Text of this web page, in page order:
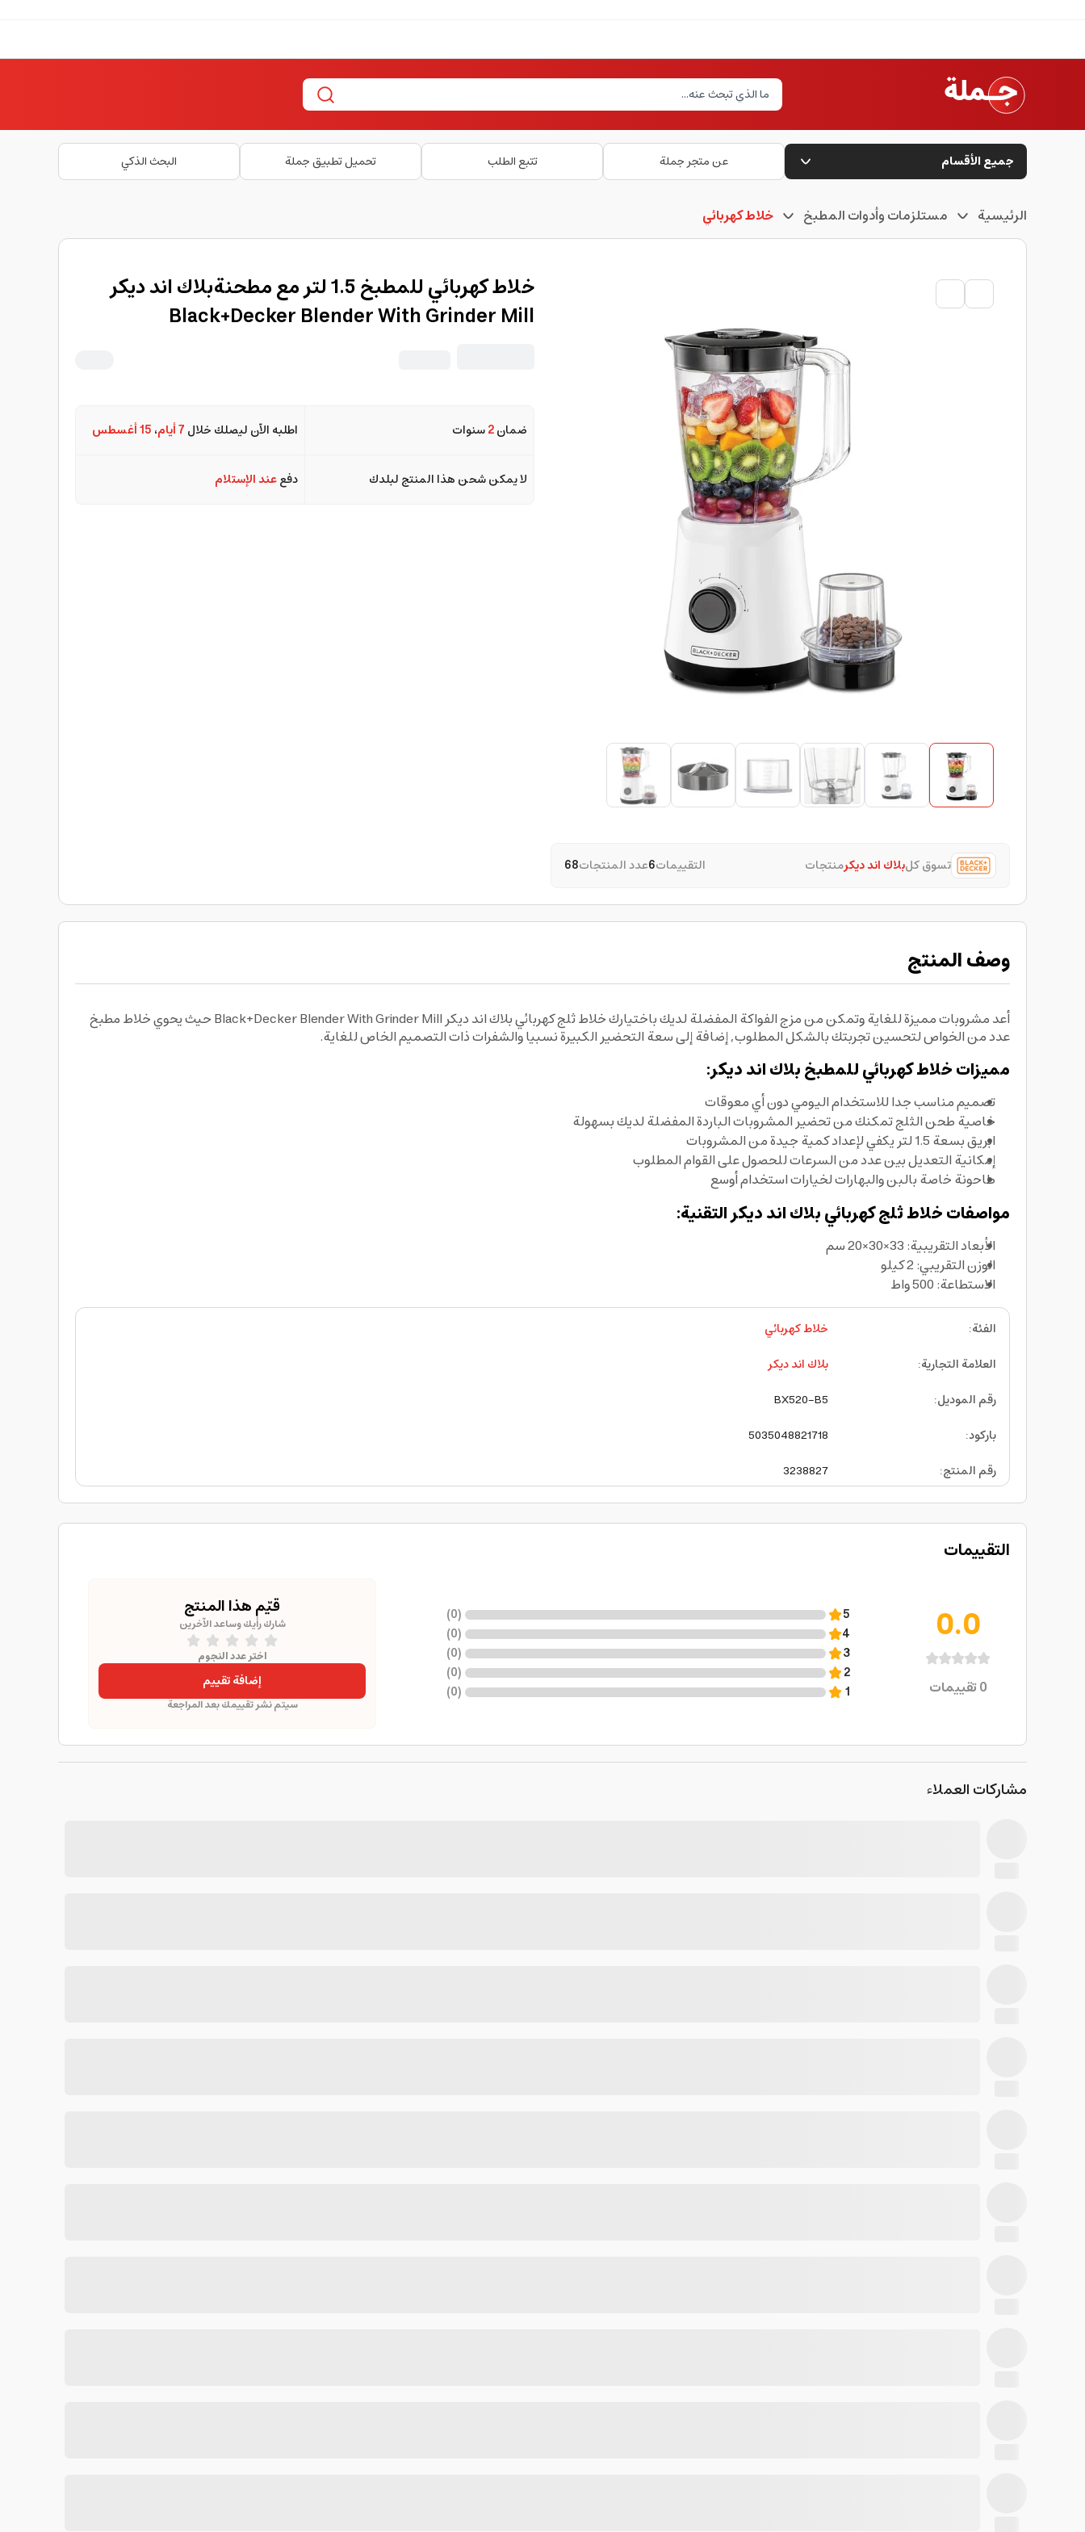
جميع الأقسام عن متجر جملة تتبع الطلب تحميل تطبيق جملة البحث الذكي
الرئيسية مستلزمات وأدوات المطبخ خلاط كهربائي
تسوق كلبلاك اند ديكرمنتجات التقييمات6عدد المنتجات68
خلاط كهربائي للمطبخ 1.5 لتر مع مطحنةبلاك اند ديكر
Black+Decker Blender With Grinder Mill
ضمان2سنوات اطلبه الآن ليصلك خلال 7 أيام ، 15 أغسطس
لا يمكن شحن هذا المنتج لبلدك دفععند الإستلام
وصف المنتج
أعد مشروبات مميزة للغاية وتمكن من مزج الفواكة المفضلة لديك باختيارك خلاط ثلج كهربائي بلاك اند ديكر Black+Decker Blender With Grinder Mill حيث يحوي خلاط مطبخ
عدد من الخواص لتحسين تجربتك بالشكل المطلوب, إضافة إلى سعة التحضير الكبيرة نسبيا والشفرات ذات التصميم الخاص للغاية.
مميزات خلاط كهربائي للمطبخ بلاك اند ديكر:
تصميم مناسب جدا للاستخدام اليومي دون أي معوقات
خاصية طحن الثلج تمكنك من تحضير المشروبات الباردة المفضلة لديك بسهولة
ابريق بسعة 1.5 لتر يكفي لإعداد كمية جيدة من المشروبات
إمكانية التعديل بين عدد من السرعات للحصول على القوام المطلوب
طاحونة خاصة بالبن والبهارات لخيارات استخدام أوسع
مواصفات خلاط ثلج كهربائي بلاك اند ديكر التقنية:
الأبعاد التقريبية: 33×30×20 سم
الوزن التقريبي: 2 كيلو
الاستطاعة: 500 واط
الفئة:
خلاط كهربائي
العلامة التجارية:
بلاك اند ديكر
رقم الموديل:
BX520-B5
باركود:
5035048821718
رقم المنتج:
3238827
التقييمات
0.0
0تقييمات
5
(
0
)
4
(
0
)
3
(
0
)
2
(
0
)
1
(
0
)
قيّم هذا المنتج
شارك رأيك وساعد الآخرين
اختر عدد النجوم
إضافة تقييم
سيتم نشر تقييمك بعد المراجعة
مشاركات العملاء